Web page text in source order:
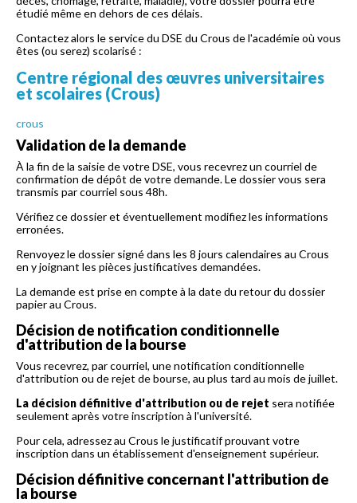
étudié même en dehors de ces délais.
Contactez alors le service du DSE du Crous de l'académie où vous
êtes (ou serez) scolarisé :
Centre régional des œuvres universitaires
et scolaires (Crous)
crous
Validation de la demande
À la fin de la saisie de votre DSE, vous recevrez un courriel de
confirmation de dépôt de votre demande. Le dossier vous sera
transmis par courriel sous 48h.
Vérifiez ce dossier et éventuellement modifiez les informations
erronées.
Renvoyez le dossier signé dans les 8 jours calendaires au Crous
en y joignant les pièces justificatives demandées.
La demande est prise en compte à la date du retour du dossier
papier au Crous.
Décision de notification conditionnelle
d'attribution de la bourse
Vous recevrez, par courriel, une notification conditionnelle
d'attribution ou de rejet de bourse, au plus tard au mois de juillet.
La décision définitive d'attribution ou de rejet sera notifiée
seulement après votre inscription à l'université.
Pour cela, adressez au Crous le justificatif prouvant votre
inscription dans un établissement d'enseignement supérieur.
Décision définitive concernant l'attribution de
la bourse